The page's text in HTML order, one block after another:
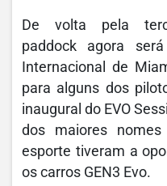
De volta pela
paddock agora
Internacional de
para alguns dos
inaugural do EVO
dos maiores
esporte tiveram a
os carros GEN3 Evo.